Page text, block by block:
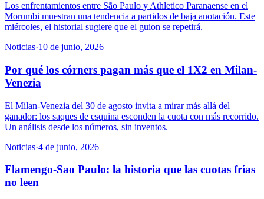
Los enfrentamientos entre São Paulo y Athletico Paranaense en el
Morumbi muestran una tendencia a partidos de baja anotación. Este
miércoles, el historial sugiere que el guion se repetirá.
Noticias·10 de junio, 2026
Por qué los córners pagan más que el 1X2 en Milan-
Venezia
El Milan-Venezia del 30 de agosto invita a mirar más allá del
ganador: los saques de esquina esconden la cuota con más recorrido.
Un análisis desde los números, sin inventos.
Noticias·4 de junio, 2026
Flamengo-Sao Paulo: la historia que las cuotas frías
no leen